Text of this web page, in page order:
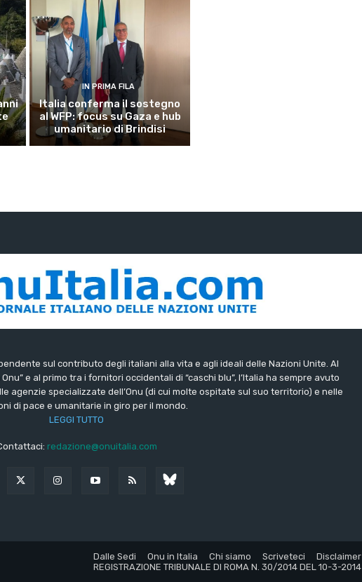
IN PRIMA FILA
Italia conferma il sostegno
al WFP: focus su Gaza e hub
umanitario di Brindisi
sul contributo degli italiani alla vita e agli ideali delle Nazioni Unite. Al
e al primo tra i fornitori occidentali di “caschi blu”, l’Italia ha sempre avuto
agenzie specializzate dell’Onu (di cui molte ospitate sul suo territorio) e nelle
di pace e umanitarie in giro per il mondo.
LEGGI TUTTO
redazione@onuitalia.com
Dalle Sedi Onu in Italia Chi siamo Scriveteci
Disclaimer
REGISTRAZIONE TRIBUNALE DI ROMA N. 30/2014 DEL 10-3-2014